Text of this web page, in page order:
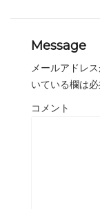
Message
メールアドレ
いている欄は
コメント